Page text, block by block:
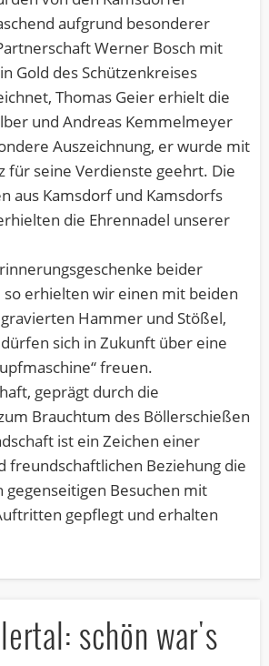
aufgrund besonderer
Werner Bosch mit
Gold des Schützenkreises
Thomas Geier erhielt die
und Andreas Kemmelmeyer
Auszeichnung, er wurde mit
für seine Verdienste geehrt. Die
aus Kamsdorf und Kamsdorfs
die Ehrennadel unserer
beider
erhielten wir einen mit beiden
Hammer und Stößel,
sich in Zukunft über eine
freuen.
geprägt durch die
Brauchtum des Böllerschießen
ist ein Zeichen einer
freundschaftlichen Beziehung die
gegenseitigen Besuchen mit
gepflegt und erhalten
schön war's